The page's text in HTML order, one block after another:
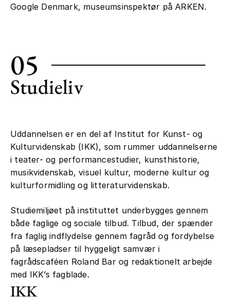
Google Denmark, museumsinspektør på ARKEN.
05
Studieliv
Uddannelsen er en del af Institut for Kunst- og
Kulturvidenskab (IKK), som rummer uddannelserne
i teater- og performancestudier, kunsthistorie,
musikvidenskab, visuel kultur, moderne kultur og
kulturformidling og litteraturvidenskab.
Studiemiljøet på instituttet underbygges gennem
både faglige og sociale tilbud. Tilbud, der spænder
fra faglig indflydelse gennem fagråd og fordybelse
på læsepladser til hyggeligt samvær i
fagrådscaféen Roland Bar og redaktionelt arbejde
med IKK’s fagblade.
IKK